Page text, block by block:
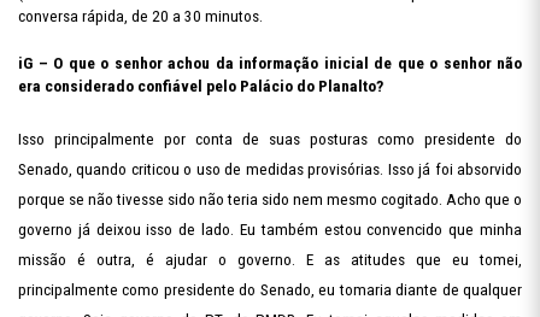
conversa rápida, de 20 a 30 minutos.
iG – O que o senhor achou da informação inicial de que o senhor não
era considerado confiável pelo Palácio do Planalto?
Isso principalmente por conta de suas posturas como presidente do
Senado, quando criticou o uso de medidas provisórias. Isso já foi absorvido
porque se não tivesse sido não teria sido nem mesmo cogitado. Acho que o
governo já deixou isso de lado. Eu também estou convencido que minha
missão é outra, é ajudar o governo. E as atitudes que eu tomei,
principalmente como presidente do Senado, eu tomaria diante de qualquer